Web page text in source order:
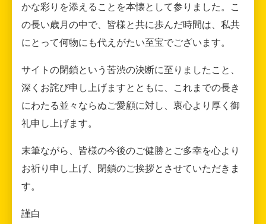
かな彩りを添えることを本懐として参りました。こ
の長い歳月の中で、皆様と共に歩んだ時間は、私共
にとって何物にも代えがたい至宝でございます。
サイトの閉鎖という苦渋の決断に至りましたこと、
深くお詫び申し上げますとともに、これまでの長き
にわたる並々ならぬご愛顧に対し、衷心より厚く御
礼申し上げます。
末筆ながら、皆様の今後のご健勝とご多幸を心より
お祈り申し上げ、閉鎖のご挨拶とさせていただきま
す。
謹白